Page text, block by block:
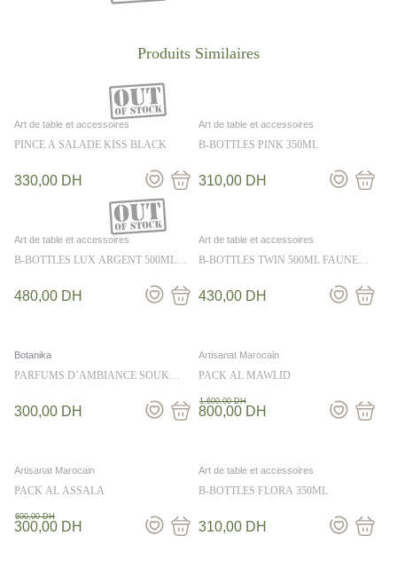
Art de table et accessoires
PINCE A SALADE KISS BLACK
330,00 DH
Art de table et accessoires
B-BOTTLES PINK 350ML
310,00 DH
Art de table et accessoires
B-BOTTLES LUX ARGENT 500ML
480,00 DH
Art de table et accessoires
B-BOTTLES TWIN 500ML FAUNE
430,00 DH
Botanika
PARFUMS D’AMBIANCE SOUK
300,00 DH
Artisanat Marocain
PACK AL MAWLID
800,00 DH
1.600,00DH
Artisanat Marocain
PACK AL ASSALA
300,00 DH
600,00DH
Art de table et accessoires
B-BOTTLES FLORA 350ML
310,00 DH